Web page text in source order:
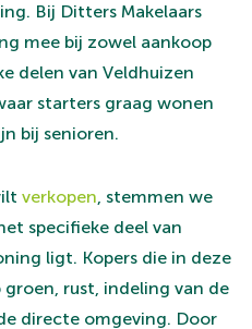
Bij Ditters Makelaars
mee bij zowel aankoop
delen van Veldhuizen
starters graag wonen
bij senioren.
verkopen, stemmen we
specifieke deel van
ligt. Kopers die in deze
rust, indeling van de
directe omgeving. Door